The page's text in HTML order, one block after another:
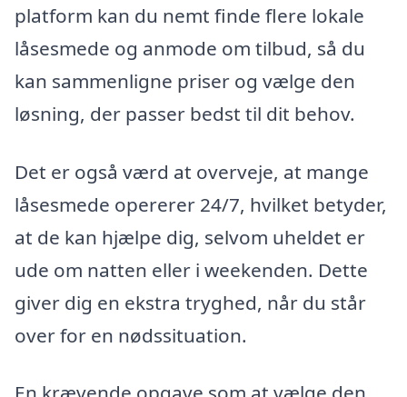
platform kan du nemt finde flere lokale
låsesmede og anmode om tilbud, så du
kan sammenligne priser og vælge den
løsning, der passer bedst til dit behov.
Det er også værd at overveje, at mange
låsesmede opererer 24/7, hvilket betyder,
at de kan hjælpe dig, selvom uheldet er
ude om natten eller i weekenden. Dette
giver dig en ekstra tryghed, når du står
over for en nødssituation.